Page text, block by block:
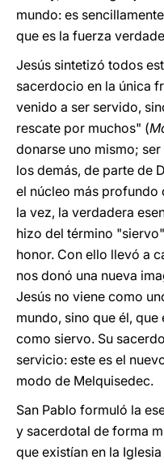
mundo: es
que es la fuerza
Jesús sintetizó todos
sacerdocio en la única
venido a ser servido,
rescate por muchos" (
donarse uno mismo;
los demás, de parte de
el núcleo más profundo
la vez, la verdadera
hizo del término
honor. Con ello llevó a
nos donó una nueva
Jesús no viene como
mundo, sino que él,
como siervo. Su
servicio: este es el
modo de Melquisedec.
San Pablo formuló la
y sacerdotal de forma
que existían en la